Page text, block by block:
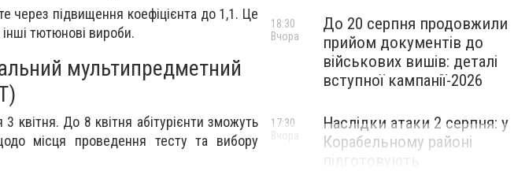
через підвищення коефіцієнта до 1,1. Це
тютюнові вироби.
мультипредметний
квітня. До 8 квітня абітурієнти зможуть
місця проведення тесту та вибору
До 20 серпня продовжили
прийом документів до
військових вишів: деталі
вступної кампанії-2026
18:30
Вчора
Наслідки атаки 2 серпня: у
Корабельному районі
17:30
Вчора